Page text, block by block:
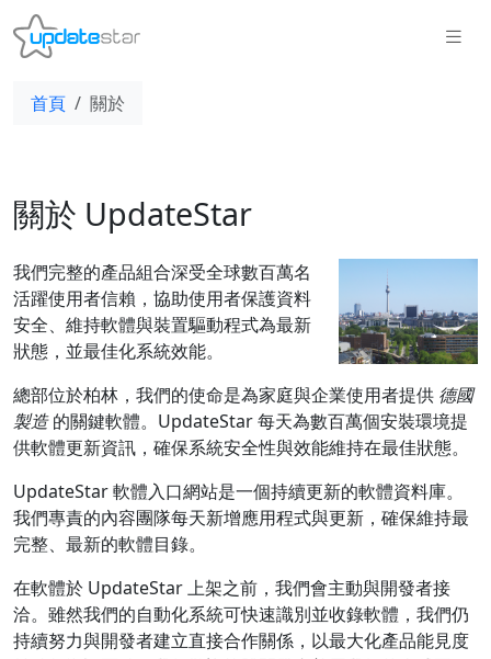
首頁 關於
關於 UpdateStar
我們完整的產品組合深受全球數百萬名
活躍使用者信賴，協助使用者保護資料
安全、維持軟體與裝置驅動程式為最新
狀態，並最佳化系統效能。
總部位於柏林，我們的使命是為家庭與企業使用者提供 德國
製造的關鍵軟體。UpdateStar 每天為數百萬個安裝環境提
供軟體更新資訊，確保系統安全性與效能維持在最佳狀態。
UpdateStar 軟體入口網站是一個持續更新的軟體資料庫。
我們專責的內容團隊每天新增應用程式與更新，確保維持最
完整、最新的軟體目錄。
在軟體於 UpdateStar 上架之前，我們會主動與開發者接
洽。雖然我們的自動化系統可快速識別並收錄軟體，我們仍
持續努力與開發者建立直接合作關係，以最大化產品能見度